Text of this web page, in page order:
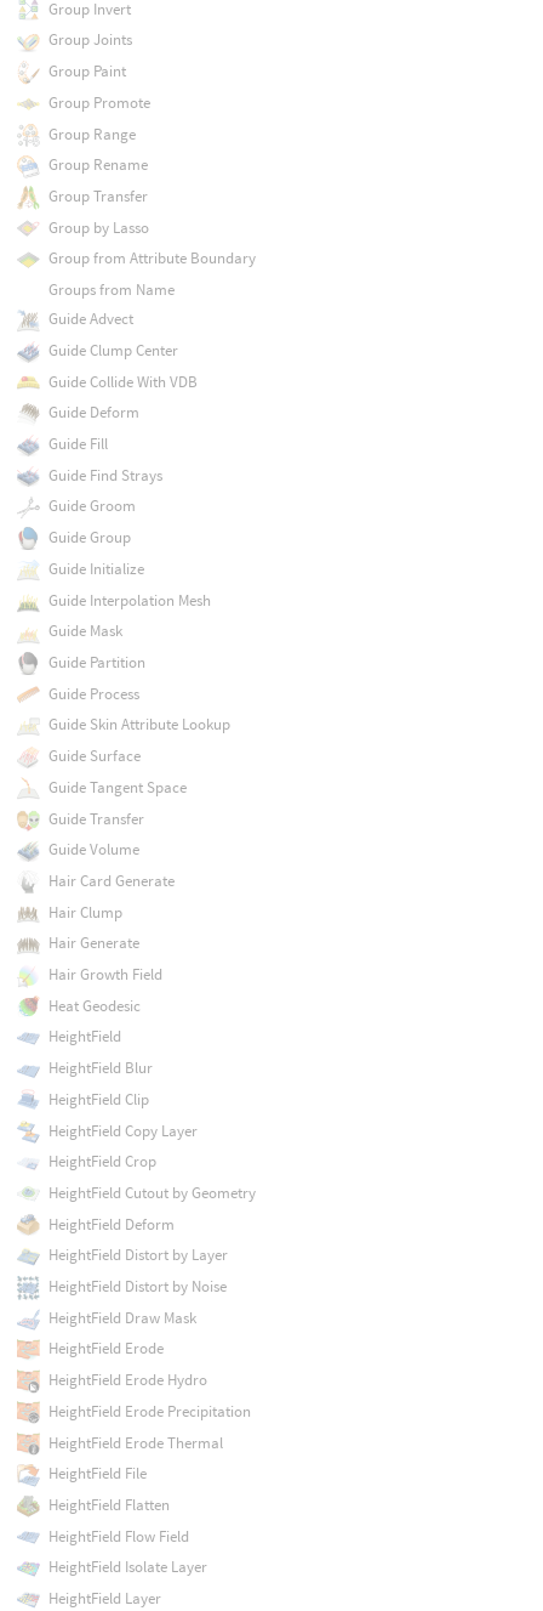
Group Invert
Group Joints
Group Paint
Group Promote
Group Range
Group Rename
Group Transfer
Group by Lasso
Group from Attribute Boundary
Groups from Name
Guide Advect
Guide Clump Center
Guide Collide With VDB
Guide Deform
Guide Fill
Guide Find Strays
Guide Groom
Guide Group
Guide Initialize
Guide Interpolation Mesh
Guide Mask
Guide Partition
Guide Process
Guide Skin Attribute Lookup
Guide Surface
Guide Tangent Space
Guide Transfer
Guide Volume
Hair Card Generate
Hair Clump
Hair Generate
Hair Growth Field
Heat Geodesic
HeightField
HeightField Blur
HeightField Clip
HeightField Copy Layer
HeightField Crop
HeightField Cutout by Geometry
HeightField Deform
HeightField Distort by Layer
HeightField Distort by Noise
HeightField Draw Mask
HeightField Erode
HeightField Erode Hydro
HeightField Erode Precipitation
HeightField Erode Thermal
HeightField File
HeightField Flatten
HeightField Flow Field
HeightField Isolate Layer
HeightField Layer